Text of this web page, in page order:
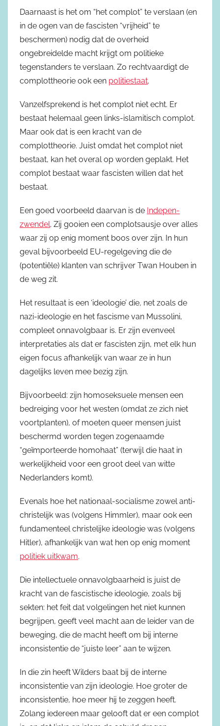
Daarnaast is het om “het complot” te verslaan (en
in de ogen van de fascisten “vrijheid” te
beschermen) nodig dat de overheid
ongebreidelde macht krijgt om politieke
tegenstanders te verslaan. Zo rechtvaardigt de
complottheorie ook een politiestaat.
Vanzelfsprekend is het complot niet echt. Er
bestaat helemaal geen links-islamitisch complot.
Maar ook dat is een kracht van de
complottheorie. Juist omdat het complot niet
bestaat, kan het overal op worden geplakt. Het
complot bestaat waar fascisten willen dat het
bestaat.
Een goed voorbeeld daarvan is de Indepen-
zwendel. Zij gooien een complotsausje over alles
waar zij op enig moment boos over zijn. In hun
geval bijvoorbeeld EU-regelgeving die de
(potentiële) klanten van schrijver Twan Houben in
de weg zit.
Het resultaat is een ‘ideologie’ die, net zoals de
nazi-ideologie en het fascisme van Mussolini,
compleet onnavolgbaar is. Er zijn evenveel
interpretaties als dat er fascisten zijn, met elk hun
eigen focus afhankelijk van waar ze in hun
dagelijks leven mee bezig zijn.
Bijvoorbeeld: zijn homoseksuele mensen een
bedreiging voor het westen (omdat ze zich niet
voortplanten), of moeten queer mensen juist
beschermd worden tegen zogenaamde
“geïmporteerde homohaat” (terwijl die haat in
werkelijkheid voor een groot deel van witte
Nederlanders komt).
Evenals hoe het nationaal-socialisme zowel anti-
christelijk was (volgens Himmler), maar ook een
fundamenteel christelijke ideologie was (volgens
Hitler), afhankelijk van wat hen op enig moment
politiek uitkwam.
Die intellectuele onnavolgbaarheid is juist de
kracht van de fascistische ideologie, zoals bij
sekten: het feit dat volgelingen het niet kunnen
begrijpen, geeft veel macht aan de leider van de
beweging, die de macht heeft om bij interne
inconsistentie de “juiste leer” aan te wijzen.
In die zin heeft Wilders baat bij de interne
inconsistentie van zijn ideologie. Hoe groter de
inconsistentie, hoe meer hij te zeggen heeft.
Zolang iedereen maar gelooft dat er een complot